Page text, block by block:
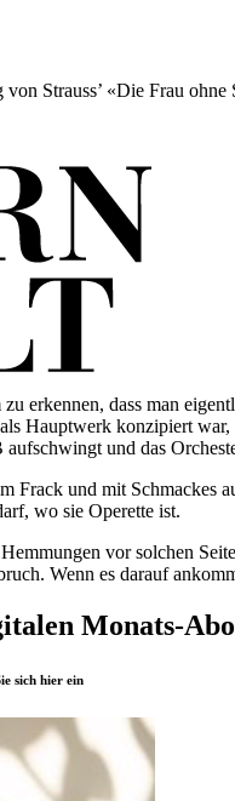
Strauss’ «Die Frau
erkennen, dass man
Hauptwerk konzipiert
und das
Frack und mit Schmackes
wo sie Operette ist.
vor solchen
Wenn es darauf
Monats-Abo
sich hier ein